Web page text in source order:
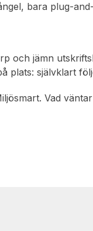
bara plug-
och jämn
plats: självklart
Vad